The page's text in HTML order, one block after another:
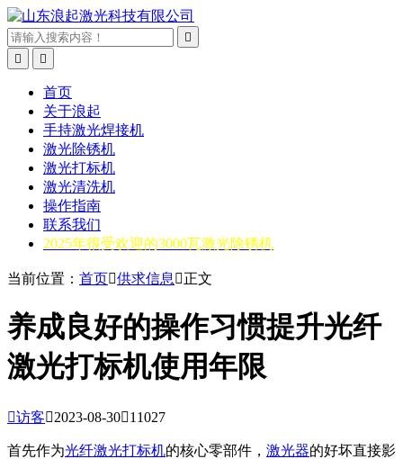



首页
关于浪起
手持激光焊接机
激光除锈机
激光打标机
激光清洗机
操作指南
联系我们
2025年很受欢迎的3000瓦激光除锈机
当前位置： 首页供求信息 正文
养成良好的操作习惯提升光纤
激光打标机使用年限
访客2023-08-3011027
首先作为光纤激光打标机的核心零部件， 激光器的好坏直接影